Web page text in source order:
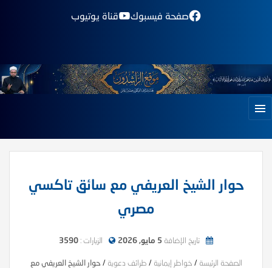
صفحة فيسبوك قناة يوتيوب
حوار الشيخ العريفي مع سائق تاكسي
مصري
تاريخ الإضافة 5 مايو, 2026 الزيارات : 3590
الصفحة الرئيسة / خواطر إيمانية / طرائف دعوية / حوار الشيخ العريفي مع